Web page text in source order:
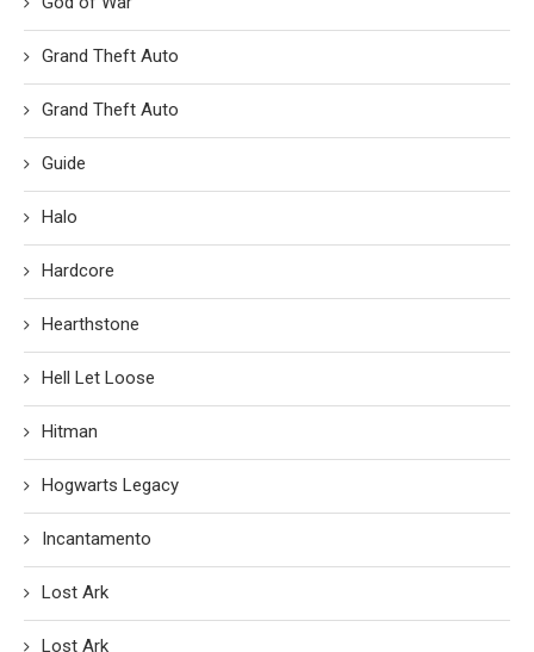
Grand Theft Auto
Grand Theft Auto
Guide
Halo
Hardcore
Hearthstone
Hell Let Loose
Hitman
Hogwarts Legacy
Incantamento
Lost Ark
Lost Ark